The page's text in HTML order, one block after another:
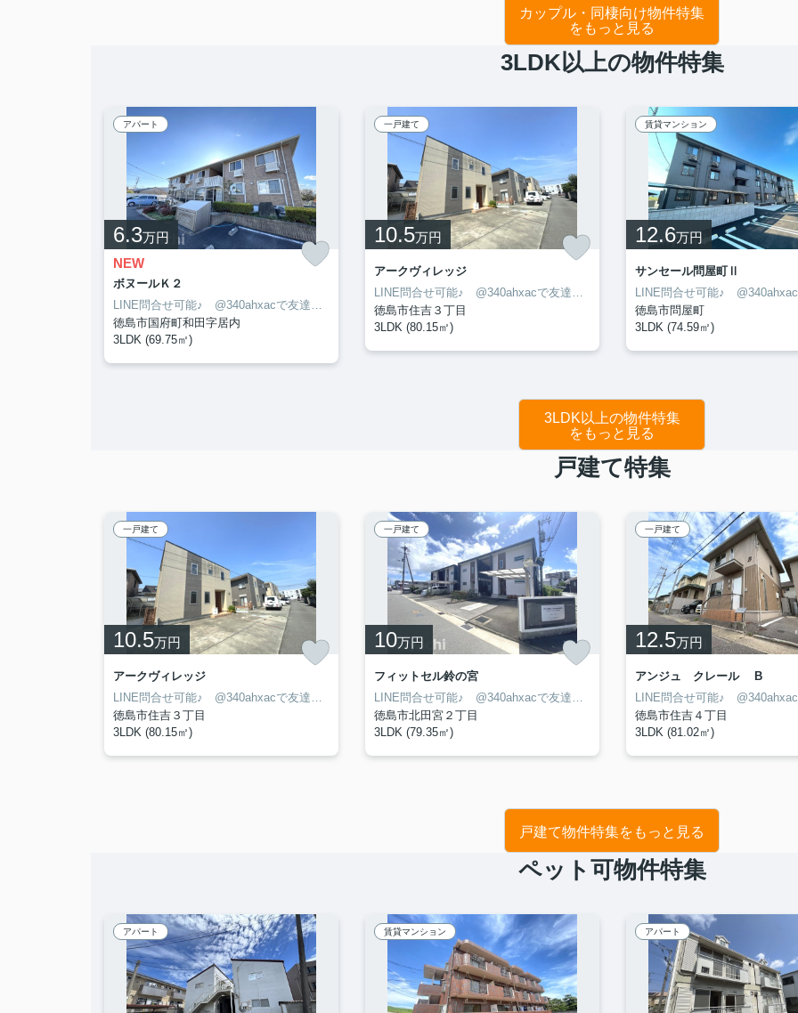
カップル・同棲向け物件特集
をもっと見る
3LDK以上の物件特集
アパート
6.3万円
NEW
ボヌールＫ２
LINE問合せ可能♪ @340ahxacで友達検索して下さい
徳島市国府町和田字居内
3LDK (69.75㎡)
一戸建て
10.5万円
アークヴィレッジ
LINE問合せ可能♪ @340ahxacで友達検索して下さい
徳島市住吉３丁目
3LDK (80.15㎡)
賃貸マンション
12.6万円
サンセール問屋町Ⅱ
徳島市問屋町
3LDK (74.59㎡)
3LDK以上の物件特集
をもっと見る
戸建て特集
一戸建て
10.5万円
アークヴィレッジ
LINE問合せ可能♪ @340ahxacで友達検索して下さい
徳島市住吉３丁目
3LDK (80.15㎡)
一戸建て
10万円
フィットセル鈴の宮
LINE問合せ可能♪ @340ahxacで友達検索して下さい
徳島市北田宮２丁目
3LDK (79.35㎡)
一戸建て
12.5万円
アンジュ クレール B
徳島市住吉４丁目
3LDK (81.02㎡)
戸建て物件特集をもっと見る
ペット可物件特集
アパート 賃貸マンション アパート